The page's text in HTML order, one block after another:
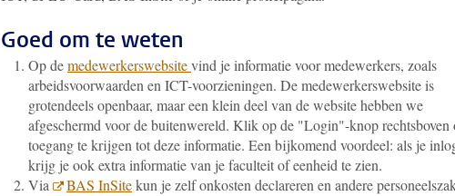
Goed om te weten
Op demedewerkerswebsitevind je informatie voor medewerkers, zoals
arbeidsvoorwaarden en ICT-voorzieningen. De medewerkerswebsite is
grotendeels openbaar, maar een klein deel van de website hebben we
afgeschermd voor de buitenwereld. Klik op de "Login"-knop rechtsboven
toegang te krijgen tot deze informatie. Een bijkomend voordeel: als je
krijg je ook extra informatie van je faculteit of eenheid te zien.
Via
BAS InSitekun je zelf onkosten declareren en andere